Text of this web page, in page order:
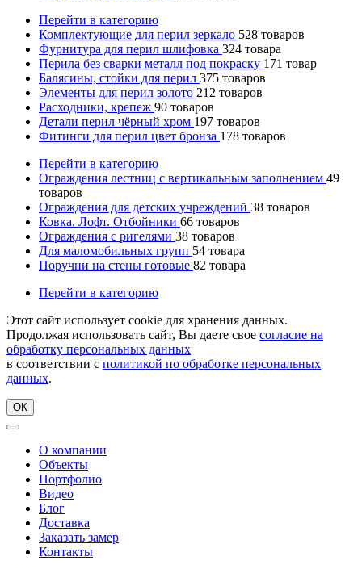
Перейти в категорию
Комплектующие для перил зеркало 528 товаров
Фурнитура для перил шлифовка 324 товара
Перила без сварки металл под покраску 171 товар
Балясины, стойки для перил 375 товаров
Элементы для перил золото 212 товаров
Расходники, крепеж 90 товаров
Детали перил чёрный хром 197 товаров
Фитинги для перил цвет бронза 178 товаров
Перейти в категорию
Ограждения лестниц с вертикальным заполнением 49
товаров
Ограждения для детских учреждений 38 товаров
Ковка. Лофт. Отбойники 66 товаров
Ограждения с ригелями 38 товаров
Для маломобильных групп 54 товара
Поручни на стены готовые 82 товара
Перейти в категорию
Этот сайт использует cookie для хранения данных.
Продолжая использовать сайт, Вы даете свое согласие на
обработку персональных данных
в соответствии с политикой по обработке персональных
данных.
ОК
О компании
Объекты
Портфолио
Видео
Блог
Доставка
Заказать замер
Контакты